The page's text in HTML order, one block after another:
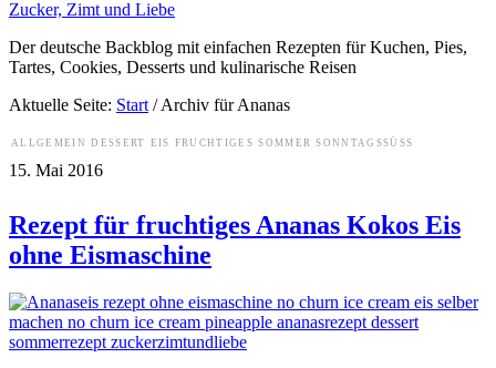
Zucker, Zimt und Liebe
Der deutsche Backblog mit einfachen Rezepten für Kuchen, Pies,
Tartes, Cookies, Desserts und kulinarische Reisen
Aktuelle Seite: Start /Archiv für Ananas
ALLGEMEIN DESSERT EIS FRUCHTIGES SOMMER SONNTAGSSÜSS
15. Mai 2016
Rezept für fruchtiges Ananas Kokos Eis
ohne Eismaschine